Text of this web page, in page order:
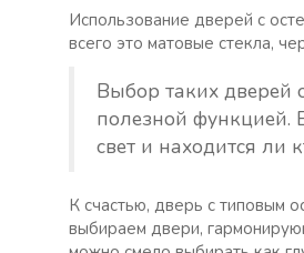
Использование дверей с
всего это матовые стекла,
Выбор таких дверей
полезной функцией.
свет и находится ли
К счастью, дверь с типовым
выбираем двери,